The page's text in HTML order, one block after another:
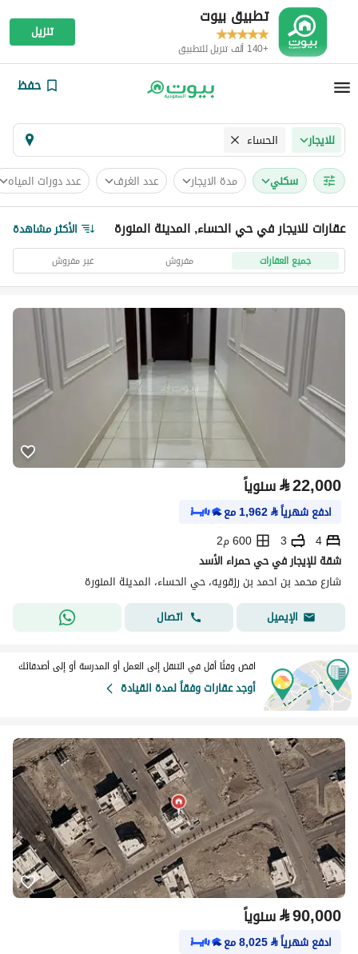
تطبيق بيوت
+140 ألف تنزيل للتطبيق
تنزيل
حفظ
للايجار الحساء
سكني مدة الايجار عدد الغرف عدد دورات المياه
عقارات للايجار في حي الحساء, المدينة المنورة الأكثر مشاهدة
جميع العقارات مفروش غير مفروش
⃁22,000 سنوياً
ادفع شهرياً⃁
1,962مع
4
3
600 م2
شقة للإيجار في حي حمراء الأسد
شارع محمد بن احمد بن رزقويه، حي الحساء، المدينة المنورة
الإيميل
اتصال
اقض وقتًا أقل في التنقل إلى العمل أو المدرسة أو إلى أصدقائك
أوجد عقارات وفقاً لمدة القيادة
⃁90,000 سنوياً
ادفع شهرياً⃁
8,025مع